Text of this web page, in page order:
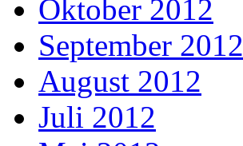
Oktober 2012
September 2012
August 2012
Juli 2012